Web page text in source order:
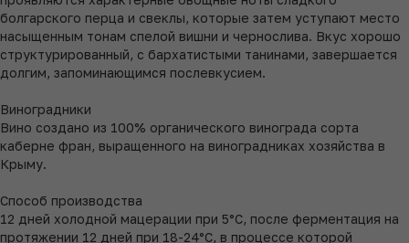
болгарского перца и свеклы, которые затем уступают место
насыщенным тонам спелой вишни и чернослива. Вкус хорошо
структурированный, с бархатистыми танинами, завершается
долгим, запоминающимся послевкусием.
Виноградники
Вино создано из 100% органического винограда сорта
каберне фран, выращенного на виноградниках хозяйства в
Крыму.
Способ производства
12 дней холодной мацерации при 5°C, после ферментация на
протяжении 12 дней при 18-24°C, в процессе которой